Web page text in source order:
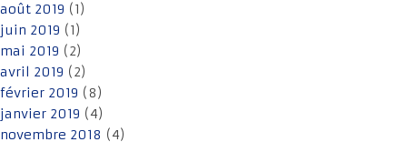
août 2019 (1)
juin 2019 (1)
mai 2019 (2)
avril 2019 (2)
février 2019 (8)
janvier 2019 (4)
novembre 2018 (4)